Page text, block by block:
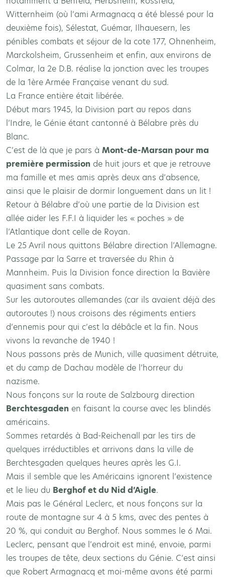
Witternheim (où l’ami Armagnacq a été blessé pour la
deuxième fois), Sélestat, Guémar, Ilhauesern, les
pénibles combats et séjour de la cote 177, Ohnenheim,
Marckolsheim, Grussenheim et enfin, aux environs de
Colmar, la 2e D.B. réalise la jonction avec les troupes
de la 1ère Armée Française venant du sud.
La France entière était libérée.
Début mars 1945, la Division part au repos dans
l’Indre, le Génie étant cantonné à Bélabre près du
Blanc.
C’est de là que je pars à Mont-de-Marsan pour ma
première permission de huit jours et que je retrouve
ma famille et mes amis après deux ans d’absence,
ainsi que le plaisir de dormir longuement dans un lit !
Retour à Bélabre d’où une partie de la Division est
allée aider les F.F.I à liquider les « poches » de
l’Atlantique dont celle de Royan.
Le 25 Avril nous quittons Bélabre direction l’Allemagne.
Passage par la Sarre et traversée du Rhin à
Mannheim. Puis la Division fonce direction la Bavière
quasiment sans combats.
Sur les autoroutes allemandes (car ils avaient déjà des
autoroutes !) nous croisons des régiments entiers
d’ennemis pour qui c’est la débâcle et la fin. Nous
vivons la revanche de 1940 !
Nous passons près de Munich, ville quasiment détruite,
et du camp de Dachau modèle de l’horreur du
nazisme.
Nous fonçons sur la route de Salzbourg direction
Berchtesgaden en faisant la course avec les blindés
américains.
Sommes retardés à Bad-Reichenall par les tirs de
quelques irréductibles et arrivons dans la ville de
Berchtesgaden quelques heures après les G.I.
Mais il semble que les Américains ignorent l’existence
et le lieu du Berghof et du Nid d’Aigle.
Mais pas le Général Leclerc, et nous fonçons sur la
route de montagne sur 4 à 5 kms, avec des pentes à
20 %, qui conduit au Berghof. Nous sommes le 6 Mai.
Leclerc, pensant que l’endroit est miné, envoie, parmi
les troupes de tête, deux sections du Génie. C’est ainsi
que Robert Armagnacq et moi-même avons été parmi